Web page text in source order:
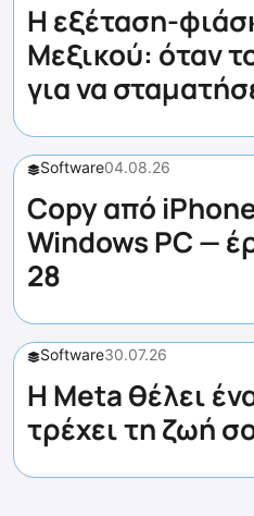
Η εξέταση-
Μεξικού: όταν
για να
Software04.08.26
Copy από
Windows PC —
28
Software30.07.26
Η Meta θέλει
τρέχει τη ζωή